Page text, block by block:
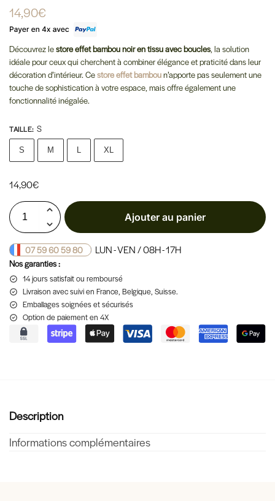
14,90€
Découvrez lestore effet bambou noir en tissu avec boucles, la solution
idéale pour ceux qui cherchent à combiner élégance et praticité dans leur
décoration d’intérieur. Cestore effet bamboun’apporte pas seulement une
touche de sophistication à votre espace, mais offre également une
fonctionnalité inégalée.
TAILLE: S
S M L XL
14,90€
Ajouter au panier
07 59 60 59 80 LUN - VEN / 08H - 17H
Nos garanties :
14 jours satisfait ou remboursé
Livraison avec suivi en France, Belgique, Suisse.
Emballages soignées et sécurisés
Option de paiement en 4X
Description
Informations complémentaires